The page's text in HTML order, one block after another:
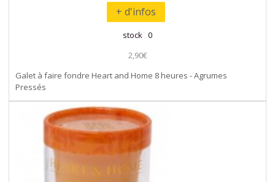
+ d'infos
stock 0
2,90€
Galet à faire fondre Heart and Home 8 heures - Agrumes
Pressés